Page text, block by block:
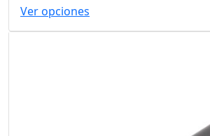
Ver opciones